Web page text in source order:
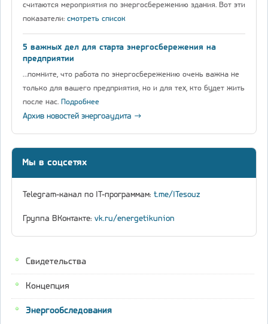
Свидетельства
Концепция
Энергообследования
считаются мероприятия по энергосбережению здания. Вот эти
показатели: смотреть список
5 важных дел для старта энергосбережения на
предприятии
…помните, что работа по энергосбережению очень важна не
только для вашего предприятия, но и для тех, кто будет жить
после нас. Подробнее
Архив новостей энергоаудита →
Мы в соцсетях
Telegram-канал по IT-программам: t.me/ITesouz
Группа ВКонтакте: vk.ru/energetikunion